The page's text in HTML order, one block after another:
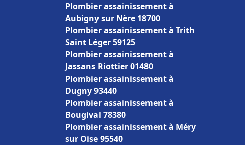
Plombier assainissement à
Aubigny sur Nère 18700
Plombier assainissement à Trith
Saint Léger 59125
Plombier assainissement à
Jassans Riottier 01480
Plombier assainissement à
Dugny 93440
Plombier assainissement à
Bougival 78380
Plombier assainissement à Méry
sur Oise 95540